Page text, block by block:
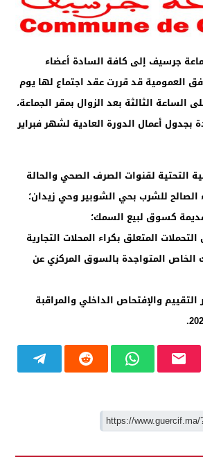
جرسيف إلى كافة السادة أعضاء
العمومية قد قررت عقد اجتماع لها يوم
19 يناير 2024 على الساعة الثالثة بعد الزوال بمقر الجماعة،
بجدول أعمال الدورة العادية لشهر فبراير
التحتية لقنوات الصرف الصحي والحالة
الصالح للشرب بحي الشوبير وحي زيدان؛
المتعلق بكراء المحلات التجارية
الخاص المتواجدة بالسوق المركزي عن
التقييم والإفتحاص الداخلي والمراقبة